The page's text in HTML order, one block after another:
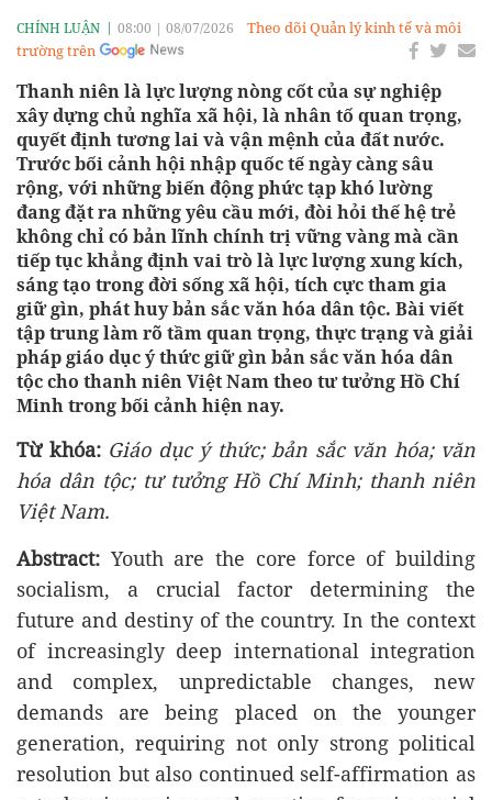
CHÍNH LUẬN 08:00 | 08/07/2026
Theo dõi Quản lý kinh tế và môi
trường trên
Thanh niên là lực lượng nòng cốt của sự nghiệp
xây dựng chủ nghĩa xã hội, là nhân tố quan trọng,
quyết định tương lai và vận mệnh của đất nước.
Trước bối cảnh hội nhập quốc tế ngày càng sâu
rộng, với những biến động phức tạp khó lường
đang đặt ra những yêu cầu mới, đòi hỏi thế hệ trẻ
không chỉ có bản lĩnh chính trị vững vàng mà cần
tiếp tục khẳng định vai trò là lực lượng xung kích,
sáng tạo trong đời sống xã hội, tích cực tham gia
giữ gìn, phát huy bản sắc văn hóa dân tộc. Bài viết
tập trung làm rõ tầm quan trọng, thực trạng và giải
pháp giáo dục ý thức giữ gìn bản sắc văn hóa dân
tộc cho thanh niên Việt Nam theo tư tưởng Hồ Chí
Minh trong bối cảnh hiện nay.
Từ khóa:Giáo dục ý thức;bản sắc văn hóa;văn
hóa dân tộc;tư tưởng Hồ Chí Minh;thanh niên
Việt Nam.
Abstract: Youth are the core force of building
socialism, a crucial factor determining the
future and destiny of the country. In the context
of increasingly deep international integration
and complex, unpredictable changes, new
demands are being placed on the younger
generation, requiring not only strong political
resolution but also continued self-affirmation as